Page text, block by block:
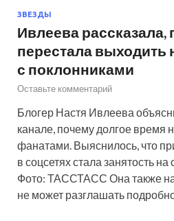
ЗВЕЗДЫ
Ивлеева рассказала,
перестала выходить
с поклонниками
Оставьте комментарий
Блогер Настя Ивлеева
канале, почему долгое время
фанатами. Выяснилось, что
в соцсетях стала занятость на
Фото: ТАССТАСС Она также
не может разглашать